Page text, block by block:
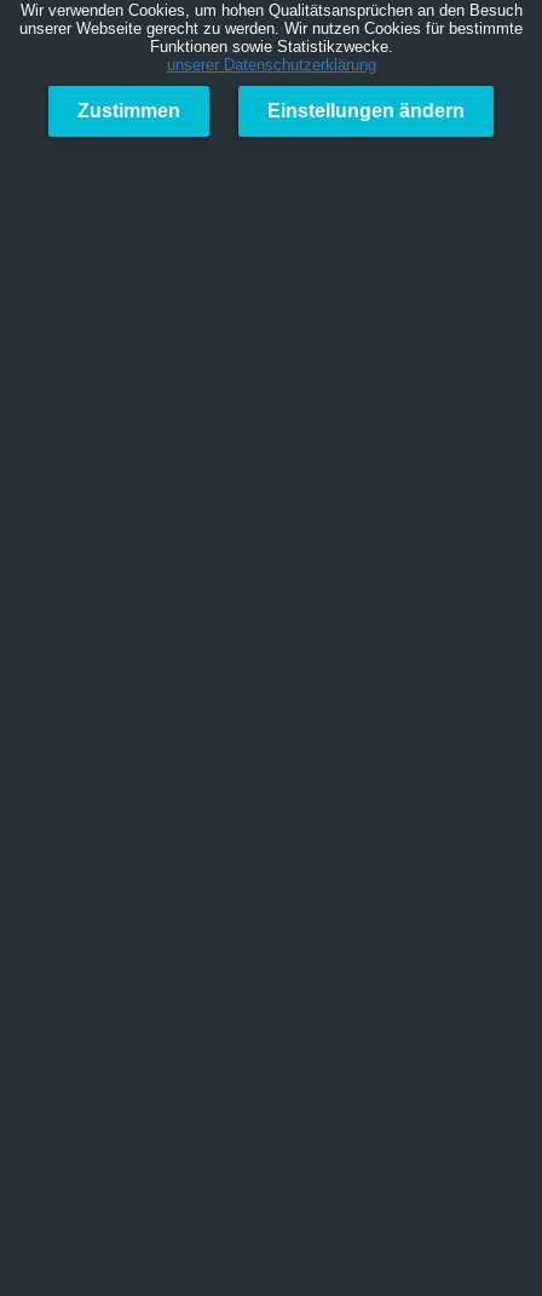
Wir verwenden Cookies, um hohen Qualitätsansprüchen an den Besuch
unserer Webseite gerecht zu werden. Wir nutzen Cookies für bestimmte
Funktionen sowie Statistikzwecke.
unserer Datenschutzerklärung
Zustimmen Einstellungen ändern